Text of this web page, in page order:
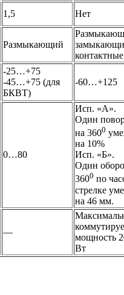
1,5 Нет
Размыкающий
-25…+75
-45…+75 (для
БКВТ)
-60…+125
0…80
Исп. «А».
Один
на 3600
на 10%
Исп. «Б».
Один
3600 по
стрелке
на 46 мм.
—
мощность
Вт